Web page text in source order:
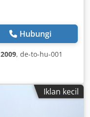
Hubungi
2009, de-to-hu-001
Iklan kecil